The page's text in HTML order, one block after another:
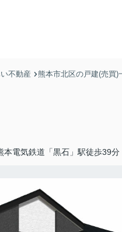
不動産 熊本市北区の戸建(売買)
本電気鉄道「黒石」駅徒歩39分